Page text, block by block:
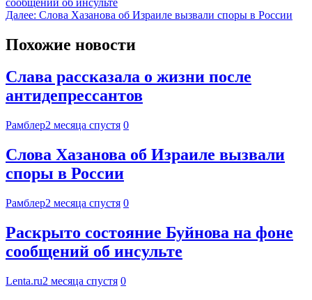
Далее: Слова Хазанова об Израиле вызвали споры в России
Похожие новости
Слава рассказала о жизни после
антидепрессантов
Рамблер2 месяца спустя 0
Слова Хазанова об Израиле вызвали
споры в России
Рамблер2 месяца спустя 0
Раскрыто состояние Буйнова на фоне
сообщений об инсульте
Lenta.ru2 месяца спустя 0